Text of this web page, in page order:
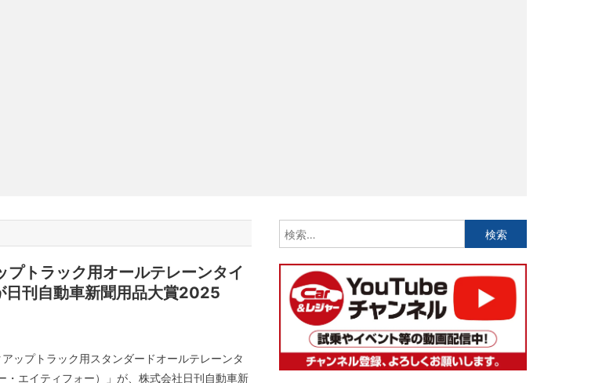
トラック用オールテレーンタイ
刊自動車新聞用品大賞2025
ップトラック用スタンダードオールテレーンタ
・エイティフォー）」が、株式会社日刊自動車新
索: